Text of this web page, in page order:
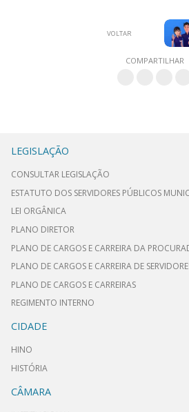
VOLTAR
COMPARTILHAR
LEGISLAÇÃO
CONSULTAR LEGISLAÇÃO
ESTATUTO DOS SERVIDORES PÚBLICOS
LEI ORGÂNICA
PLANO DIRETOR
PLANO DE CARGOS E CARREIRA DA
PLANO DE CARGOS E CARREIRA DE
PLANO DE CARGOS E CARREIRAS
REGIMENTO INTERNO
CIDADE
HINO
HISTÓRIA
CÂMARA